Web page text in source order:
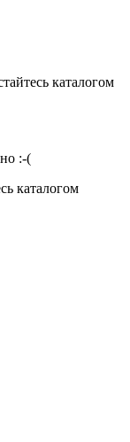
каталогом
:-(
каталогом